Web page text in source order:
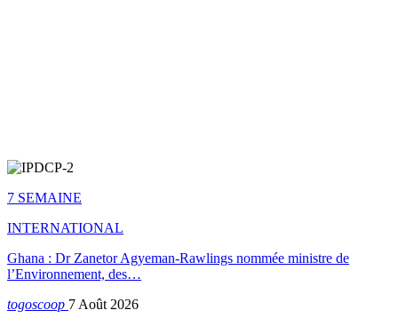
7 SEMAINE
INTERNATIONAL
Ghana : Dr Zanetor Agyeman-Rawlings nommée ministre de
l’Environnement, des…
togoscoop 7 Août 2026